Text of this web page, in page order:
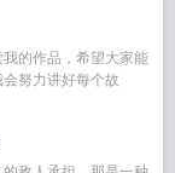
的作品，希望大家能
努力讲好每个故